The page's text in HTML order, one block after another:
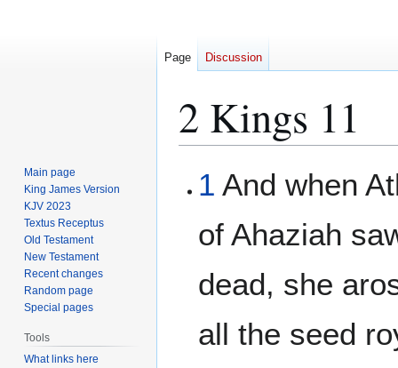
2 Kings 11
toto
1 And when
of Ahaziah
dead, she
all the seed
Page Discussion
Main page
King James Version
KJV 2023
Textus Receptus
Old Testament
New Testament
Recent changes
Random page
Special pages
Tools
What links here